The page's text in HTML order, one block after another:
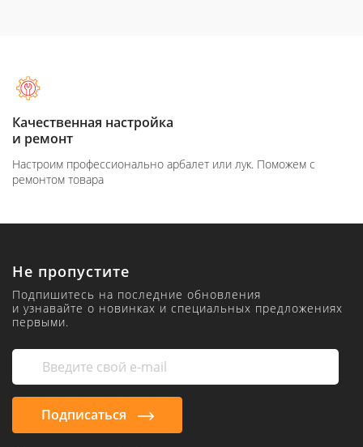
Качественная настройка
и ремонт
Настроим профессионально арбалет или лук. Поможем с
ремонтом товара
Не пропустите
Подпишитесь на последние обновления
и узнавайте о новинках и специальных предложениях
первыми.
Подписаться